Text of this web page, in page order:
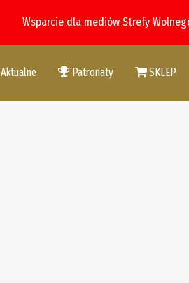
Wsparcie dla mediów Strefy
Aktualne Patronaty SKLEP